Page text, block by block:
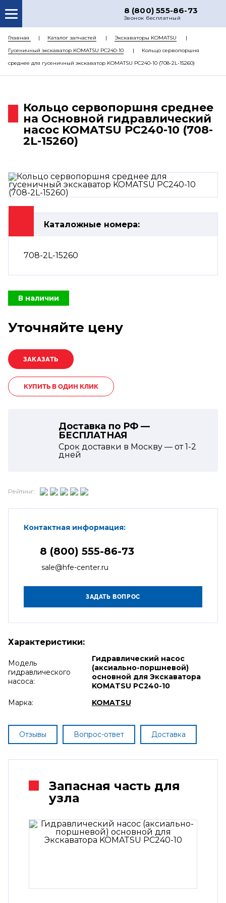
8 (800) 555-86-73
Звонок бесплатный
О НАС
КАТАЛОГ ЗАПЧАСТЕЙ
РЕМОНТ
ЦЕНЫ
КОНТАКТЫ
Главная Каталог запчастей
Экскаваторы KOMATSU
Гусеничный экскаватор KOMATSU PC240-10
Кольцо сервопоршня
среднее для гусеничный экскаватор KOMATSU PC240-10 (708-2L-15260)
Кольцо сервопоршня среднее
на Основной гидравлический
насос KOMATSU PC240-10 (708-
2L-15260)
Каталожные номера:
708-2L-15260
В наличии
Уточняйте цену
КУПИТЬ В ОДИН КЛИК
Доставка по РФ —
БЕСПЛАТНАЯ
Срок доставки в Москву — от1-2
дней
Рейтинг:
Контактная информация:
8 (800) 555-86-73
sale@hfe-center.ru
Характеристики:
Модель
гидравлического
насоса:
Гидравлический насос
(аксиально-поршневой)
основной для Экскаватора
KOMATSU PC240-10
Марка:
KOMATSU
Отзывы Вопрос-ответ Доставка
Запасная часть для
узла